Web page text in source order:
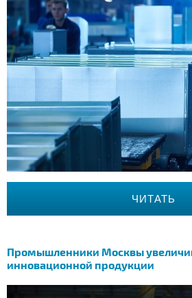
ЧИТАТЬ
Промышленники Москвы
инновационной продукции